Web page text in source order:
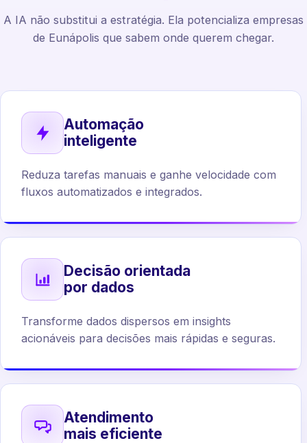
A IA não substitui a estratégia. Ela potencializa empresas
de Eunápolis que sabem onde querem chegar.
Automação
inteligente
Reduza tarefas manuais e ganhe velocidade com
fluxos automatizados e integrados.
Decisão orientada
por dados
Transforme dados dispersos em insights
acionáveis para decisões mais rápidas e seguras.
Atendimento
mais eficiente